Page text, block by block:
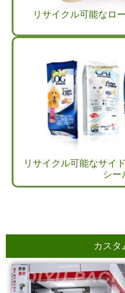
リサイクル可能なロ
リサイクル可能なサイ
シー
カスタ